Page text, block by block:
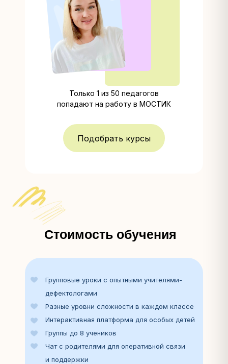
Только 1 из 50 педагогов
попадают на работу в МОСТИК
Подобрать курсы
Групповые уроки с опытными учителями-
дефектологами
Разные уровни сложности в каждом классе
Интерактивная платформа для особых детей
Группы до 8 учеников
Чат с родителями для оперативной связи
и поддержки
Стоимость обучения